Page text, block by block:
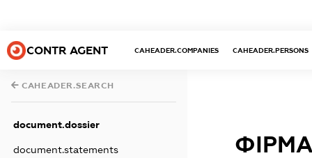
CONTR AGENT CAHEADER.COMPANIES CAHEADER.PERSONS
CAHEADER.SEARCH
document.dossier
document.statements